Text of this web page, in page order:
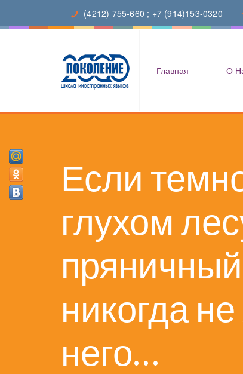
(4212) 755-660 ; +7 (914)153-0320
Главная О
Если
глухом
никогда
него…